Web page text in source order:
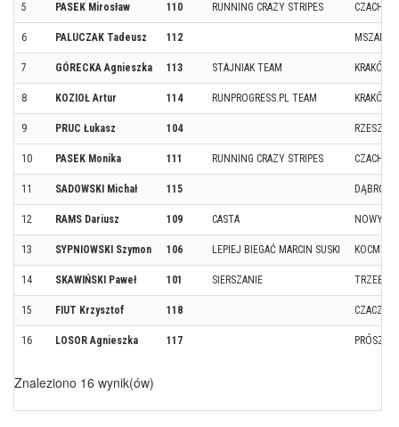
5 PASEK Mirosław 110 RUNNING CRAZY STRIPES
6 PALUCZAK Tadeusz 112 MSZANA
7 GÓRECKA Agnieszka 113 STAJNIAK TEAM KRAKÓW
8 KOZIOŁ Artur 114 RUNPROGRESS.PL TEAM KRAKÓW
9 PRUC Łukasz 104 RZESZÓW
10 PASEK Monika 111 RUNNING CRAZY STRIPES
11 SADOWSKI Michał 115
12 RAMS Dariusz 109 CASTA NOWY
13 SYPNIOWSKI Szymon 106 LEPIEJ BIEGAĆ MARCIN SUSKI
14 SKAWIŃSKI Paweł 101 SIERSZANIE
15 FIUT Krzysztof 118 CZACZÓW
16 LOSOR Agnieszka 117
Znaleziono 16 wynik(ów)